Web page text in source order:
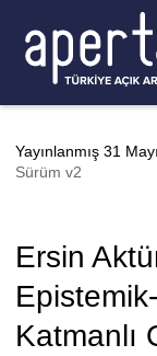
Yayınlanmış 31
Sürüm v2
Ersin
Katmanlı